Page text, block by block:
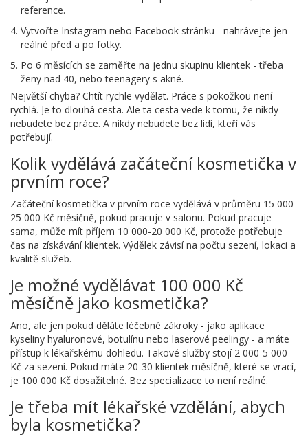
reference.
Vytvořte Instagram nebo Facebook stránku - nahrávejte jen
reálné před a po fotky.
Po 6 měsících se zaměřte na jednu skupinu klientek - třeba
ženy nad 40, nebo teenagery s akné.
Největší chyba? Chtít rychle vydělat. Práce s pokožkou není
rychlá. Je to dlouhá cesta. Ale ta cesta vede k tomu, že nikdy
nebudete bez práce. A nikdy nebudete bez lidí, kteří vás
potřebují.
Kolik vydělává začáteční kosmetička v
prvním roce?
Začáteční kosmetička v prvním roce vydělává v průměru 15 000-
25 000 Kč měsíčně, pokud pracuje v salonu. Pokud pracuje
sama, může mít příjem 10 000-20 000 Kč, protože potřebuje
čas na získávání klientek. Výdělek závisí na počtu sezení, lokaci a
kvalitě služeb.
Je možné vydělávat 100 000 Kč
měsíčně jako kosmetička?
Ano, ale jen pokud děláte léčebné zákroky - jako aplikace
kyseliny hyaluronové, botulínu nebo laserové peelingy - a máte
přístup k lékařskému dohledu. Takové služby stojí 2 000-5 000
Kč za sezení. Pokud máte 20-30 klientek měsíčně, které se vrací,
je 100 000 Kč dosažitelné. Bez specializace to není reálné.
Je třeba mít lékařské vzdělání, abych
byla kosmetička?